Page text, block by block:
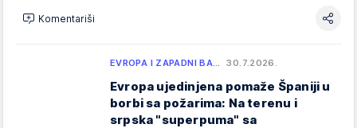
Komentariši
EVROPA I ZAPADNI BA… 30.7.2026.
Evropa ujedinjena pomaže Španiji u
borbi sa požarima: Na terenu i
srpska "superpuma" sa